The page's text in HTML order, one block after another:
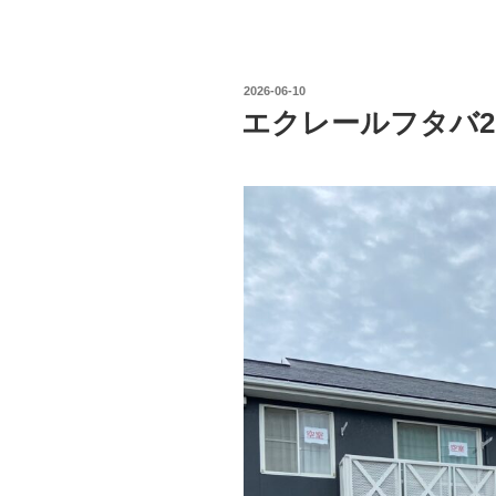
投
日:
2026-06-10
エクレールフタバ